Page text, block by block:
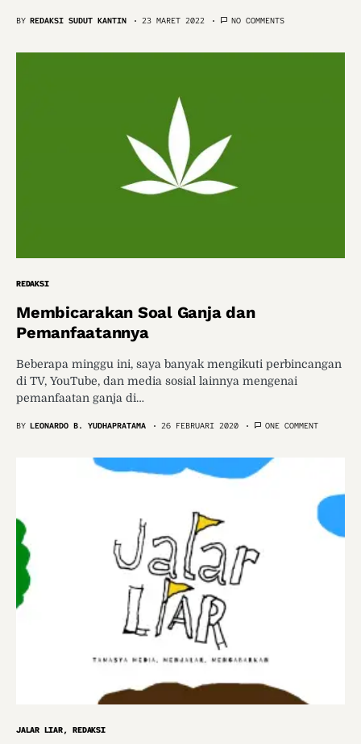
BY REDAKSI SUDUT KANTIN 23 MARET 2022 NO COMMENTS
REDAKSI
Membicarakan Soal Ganja dan
Pemanfaatannya
Beberapa minggu ini, saya banyak mengikuti perbincangan
di TV, YouTube, dan media sosial lainnya mengenai
pemanfaatan ganja di…
BY LEONARDO B. YUDHAPRATAMA 26 FEBRUARI 2020 ONE COMMENT
JALAR LIAR REDAKSI